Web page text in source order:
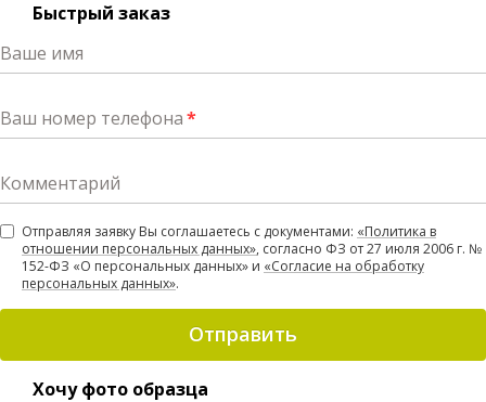
Быстрый заказ
Ваше имя
Ваш номер телефона*
Комментарий
Отправляя заявку Вы соглашаетесь с документами: «Политика в
отношении персональных данных», согласно ФЗ от 27 июля 2006 г. №
152-ФЗ «О персональных данных» и «Согласие на обработку
персональных данных».
Отправить
Хочу фото образца